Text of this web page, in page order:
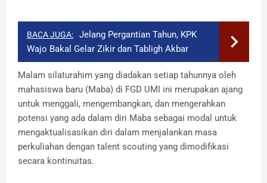
BACA JUGA:
Jelang Pergantian Tahun, KPK
Wajo Bakal Gelar Zikir dan Tabligh Akbar
Malam silaturahim yang diadakan setiap tahunnya oleh
mahasiswa baru (Maba) di FGD UMI ini merupakan ajang
untuk menggali, mengembangkan, dan mengerahkan
potensi yang ada dalam diri Maba sebagai modal untuk
mengaktualisasikan diri dalam menjalankan masa
perkuliahan dengan talent scouting yang dimodifikasi
secara kontinuitas.